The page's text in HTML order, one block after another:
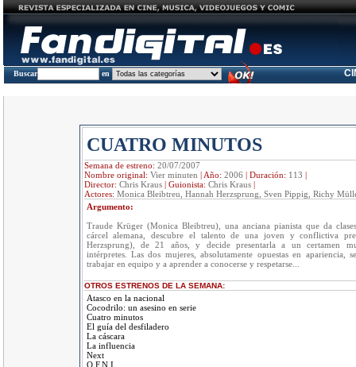
Buscar en
CUATRO MINUTOS
Semana de estreno: 20/07/2007
Nombre original: Vier minuten | Año: 2006 | Duración: 113 |
Director: Chris Kraus| Guionista: Chris Kraus|
Actores: Monica Bleibtreu, Hannah Herzsprung, Sven Pippig, Richy
Argumento:
Traude Krüger (Monica Bleibtreu), una anciana pianista que da
cárcel alemana, descubre el talento de una joven y conflictiva
Herzsprung), de 21 años, y decide presentarla a un certamen
intérpretes. Las dos mujeres, absolutamente opuestas en apariencia,
trabajar en equipo y a aprender a conocerse y respetarse...
OTROS ESTRENOS DE LA SEMANA:
Atasco en la nacional
Cocodrilo: un asesino en serie
Cuatro minutos
El guía del desfiladero
La cáscara
La influencia
Next
O.F.N.I.